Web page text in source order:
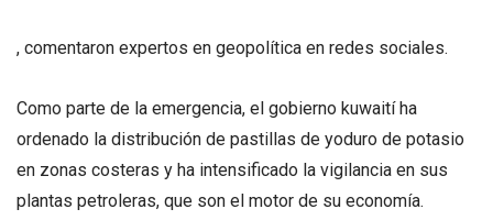
, comentaron expertos en geopolítica en redes sociales.
Como parte de la emergencia, el gobierno kuwaití ha
ordenado la distribución de pastillas de yoduro de potasio
en zonas costeras y ha intensificado la vigilancia en sus
plantas petroleras, que son el motor de su economía.